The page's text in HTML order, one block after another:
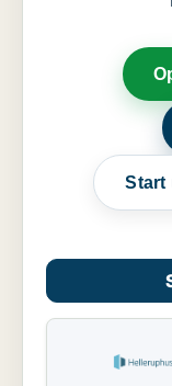
Start